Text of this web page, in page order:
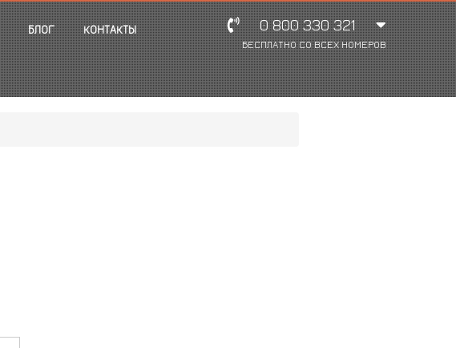
БЛОГ КОНТАКТЫ 0 800 330 321
БЕСПЛАТНО СО ВСЕХ НОМЕРОВ